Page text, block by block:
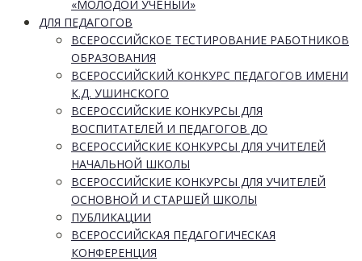
«МОЛОДОЙ УЧЁНЫЙ»
ДЛЯ ПЕДАГОГОВ
ВСЕРОССИЙСКОЕ ТЕСТИРОВАНИЕ РАБОТНИКОВ
ОБРАЗОВАНИЯ
ВСЕРОССИЙСКИЙ КОНКУРС ПЕДАГОГОВ ИМЕНИ
К.Д. УШИНСКОГО
ВСЕРОССИЙСКИЕ КОНКУРСЫ ДЛЯ
ВОСПИТАТЕЛЕЙ И ПЕДАГОГОВ ДО
ВСЕРОССИЙСКИЕ КОНКУРСЫ ДЛЯ УЧИТЕЛЕЙ
НАЧАЛЬНОЙ ШКОЛЫ
ВСЕРОССИЙСКИЕ КОНКУРСЫ ДЛЯ УЧИТЕЛЕЙ
ОСНОВНОЙ И СТАРШЕЙ ШКОЛЫ
ПУБЛИКАЦИИ
ВСЕРОССИЙСКАЯ ПЕДАГОГИЧЕСКАЯ
КОНФЕРЕНЦИЯ